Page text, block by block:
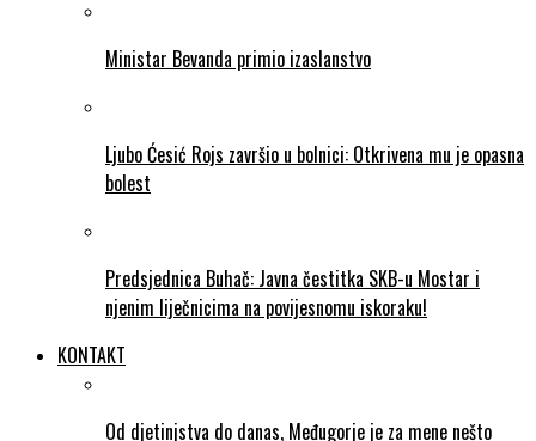
Ministar Bevanda primio izaslanstvo
Ljubo Ćesić Rojs završio u bolnici: Otkrivena mu je opasna
bolest
Predsjednica Buhač: Javna čestitka SKB-u Mostar i
njenim liječnicima na povijesnomu iskoraku!
KONTAKT
Od djetinjstva do danas, Međugorje je za mene nešto